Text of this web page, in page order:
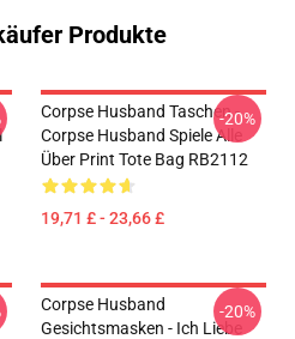
Produkte
Corpse Husband Taschen -
Corpse Husband Spiele Alle
Über Print Tote Bag RB2112
19,71 £ - 23,66 £
-20%
Corpse Husband
Gesichtsmasken - Ich Liebe
-20%